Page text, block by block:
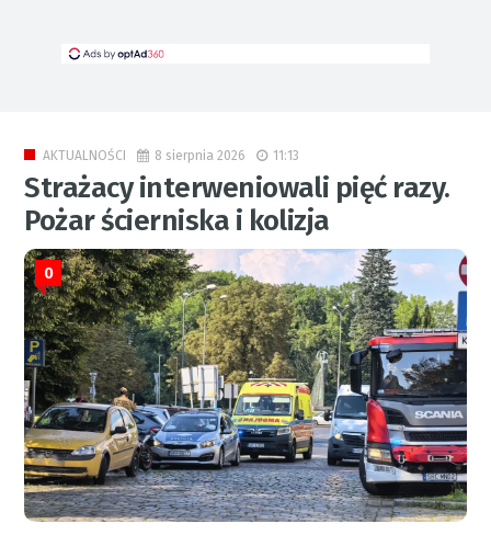
AKTUALNOŚCI 8 sierpnia 2026 11:13
Strażacy interweniowali pięć razy.
Pożar ścierniska i kolizja
0